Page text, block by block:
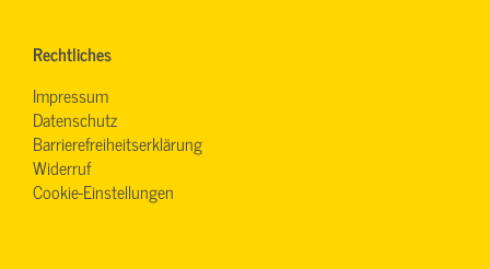
Rechtliches
Impressum
Datenschutz
Barrierefreiheitserklärung
Widerruf
Cookie-Einstellungen